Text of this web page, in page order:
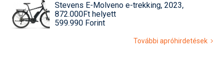
Stevens E-Molveno e-trekking, 2023,
872.000Ft helyett
599.990 Forint
További apróhirdetések